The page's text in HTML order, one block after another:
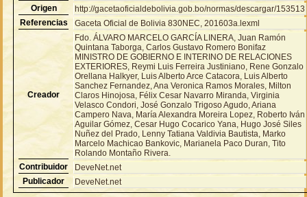
Origen
http://gacetaoficialdebolivia.gob.bo/normas/descargar/153513
Referencias
Gaceta Oficial de Bolivia 830NEC, 201603a.lexml
Creador
Fdo. ÁLVARO MARCELO GARCÍA LINERA, Juan Ramón
Quintana Taborga, Carlos Gustavo Romero Bonifaz
MINISTRO DE GOBIERNO E INTERINO DE RELACIONES
EXTERIORES, Reymi Luis Ferreira Justiniano, Rene Gonzalo
Orellana Halkyer, Luis Alberto Arce Catacora, Luis Alberto
Sanchez Fernandez, Ana Veronica Ramos Morales, Milton
Claros Hinojosa, Félix Cesar Navarro Miranda, Virginia
Velasco Condori, José Gonzalo Trigoso Agudo, Ariana
Campero Nava, María Alexandra Moreira Lopez, Roberto Iván
Aguilar Gómez, Cesar Hugo Cocarico Yana, Hugo José Siles
Nuñez del Prado, Lenny Tatiana Valdivia Bautista, Marko
Marcelo Machicao Bankovic, Marianela Paco Duran, Tito
Rolando Montaño Rivera.
Contribuidor
DeveNet.net
Publicador
DeveNet.net